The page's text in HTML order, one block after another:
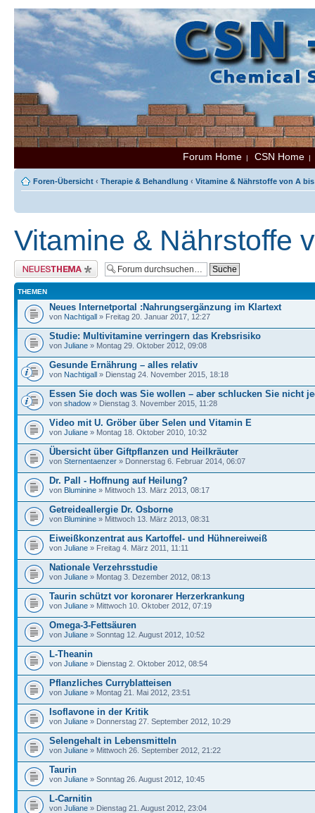
Forum Home | CSN Home
Foren-Übersicht ‹ Therapie & Behandlung ‹ Vitamine & Nährstoffe von A
Vitamine & Nährstoffe
Neues Thema erstellen
THEMEN
Neues Internetportal :Nahrungsergänzung im Klartext
von Nachtigall » Freitag 20. Januar 2017, 12:27
Studie: Multivitamine verringern das Krebsrisiko
von Juliane » Montag 29. Oktober 2012, 09:08
Gesunde Ernährung – alles relativ
von Nachtigall » Dienstag 24. November 2015, 18:18
Essen Sie doch was Sie wollen – aber schlucken Sie nicht
von shadow » Dienstag 3. November 2015, 11:28
Video mit U. Gröber über Selen und Vitamin E
von Juliane » Montag 18. Oktober 2010, 10:32
Übersicht über Giftpflanzen und Heilkräuter
von Sternentaenzer » Donnerstag 6. Februar 2014, 06:07
Dr. Pall - Hoffnung auf Heilung?
von Bluminine » Mittwoch 13. März 2013, 08:17
Getreideallergie Dr. Osborne
von Bluminine » Mittwoch 13. März 2013, 08:31
Eiweißkonzentrat aus Kartoffel- und Hühnereiweiß
von Juliane » Freitag 4. März 2011, 11:11
Nationale Verzehrsstudie
von Juliane » Montag 3. Dezember 2012, 08:13
Taurin schützt vor koronarer Herzerkrankung
von Juliane » Mittwoch 10. Oktober 2012, 07:19
Omega-3-Fettsäuren
von Juliane » Sonntag 12. August 2012, 10:52
L-Theanin
von Juliane » Dienstag 2. Oktober 2012, 08:54
Pflanzliches Curryblatteisen
von Juliane » Montag 21. Mai 2012, 23:51
Isoflavone in der Kritik
von Juliane » Donnerstag 27. September 2012, 10:29
Selengehalt in Lebensmitteln
von Juliane » Mittwoch 26. September 2012, 21:22
Taurin
von Juliane » Sonntag 26. August 2012, 10:45
L-Carnitin
von Juliane » Dienstag 21. August 2012, 23:04